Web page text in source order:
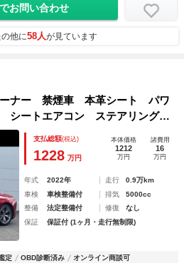
お問い合わせ
他に58人が見ています
ナー 禁煙車 本革シート パワ
ートエアコン ステアリングヒ
２０インチ バックカメラ ３眼
インドスポットモニター
支払総額(税込)
1228 万円
本体価格
1212
万円
諸費用
16
万円
年式 2022年 走行
0.9万km
車検
車検整備付 排気
5000cc
整備
法定整備付 修復
なし
保証
保証付 (1ヶ月・走行無制限)
定 OBD診断済み オンライン商談可